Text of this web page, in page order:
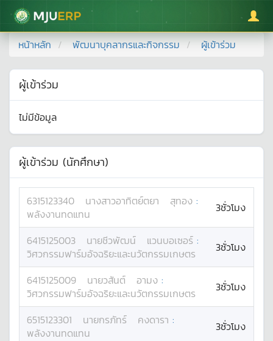
มหาวิทยาลัยแม่โจ้
หน้าหลัก พัฒนาบุคลากรและกิจกรรม ผู้เข้าร่วม
ผู้เข้าร่วม
ไม่มีข้อมูล
ผู้เข้าร่วม (นักศึกษา)
6315123340 นางสาวอาทิตย์ตยา สุทอง :
พลังงานทดแทน
3ชั่วโมง
6415125003 นายชีวพัฒน์ แวนบอเซอร์ :
วิศวกรรมฟาร์มอัจฉริยะและนวัตกรรมเกษตร
3ชั่วโมง
6415125009 นายวสันต์ อามง :
วิศวกรรมฟาร์มอัจฉริยะและนวัตกรรมเกษตร
3ชั่วโมง
6515123301 นายกรภัทร์ คงดารา :
พลังงานทดแทน
3ชั่วโมง